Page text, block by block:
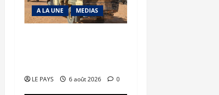
A LA UNE MEDIAS
LE PAYS 6 août 2026 0